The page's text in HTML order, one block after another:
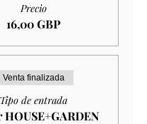
Precio
16,00 GBP
Venta finalizada
Tipo de entrada
HOUSE+GARDEN